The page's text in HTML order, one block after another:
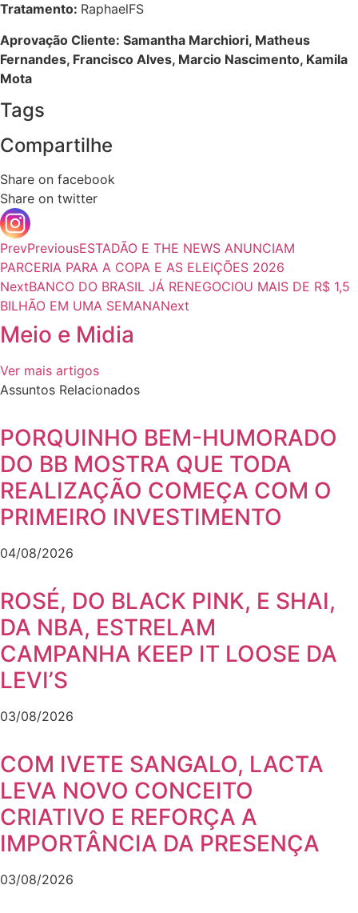
Tratamento: RaphaelFS
Aprovação Cliente: Samantha Marchiori, Matheus
Fernandes, Francisco Alves, Marcio Nascimento, Kamila
Mota
Tags
Compartilhe
Share on facebook
Share on twitter
PrevPreviousESTADÃO E THE NEWS ANUNCIAM
PARCERIA PARA A COPA E AS ELEIÇÕES 2026
NextBANCO DO BRASIL JÁ RENEGOCIOU MAIS DE R$ 1,5
BILHÃO EM UMA SEMANANext
Meio e Midia
Ver mais artigos
Assuntos Relacionados
PORQUINHO BEM-HUMORADO
DO BB MOSTRA QUE TODA
REALIZAÇÃO COMEÇA COM O
PRIMEIRO INVESTIMENTO
04/08/2026
ROSÉ, DO BLACK PINK, E SHAI,
DA NBA, ESTRELAM
CAMPANHA KEEP IT LOOSE DA
LEVI’S
03/08/2026
COM IVETE SANGALO, LACTA
LEVA NOVO CONCEITO
CRIATIVO E REFORÇA A
IMPORTÂNCIA DA PRESENÇA
03/08/2026